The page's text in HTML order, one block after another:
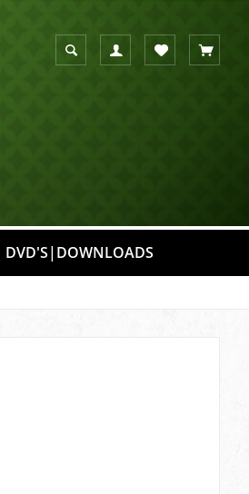
Suche anzeigen
DVD'S|DOWNLOADS